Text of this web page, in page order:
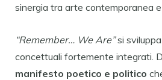
sinergia tra arte contemporanea
“Remember… We Are”si
concettuali fortemente integrati.
manifesto poetico e politico